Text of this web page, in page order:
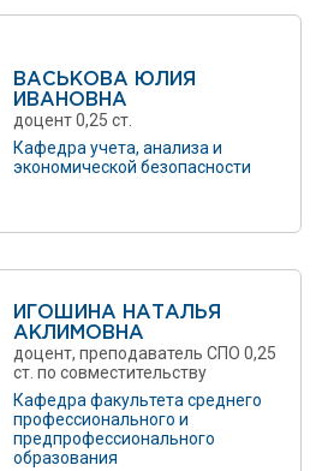
ВАСЬКОВА ЮЛИЯ
ИВАНОВНА
доцент 0,25 ст.
Кафедра учета, анализа и
экономической безопасности
ИГОШИНА НАТАЛЬЯ
АКЛИМОВНА
доцент, преподаватель СПО 0,25
ст. по совместительству
Кафедра факультета среднего
профессионального и
предпрофессионального
образования